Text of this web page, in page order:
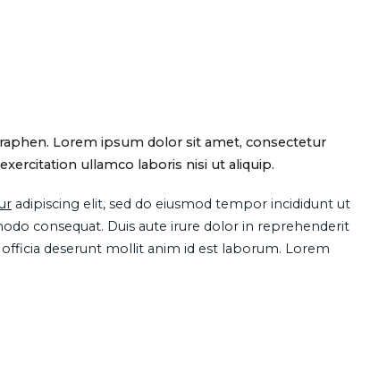
Lorem ipsum dolor sit amet, consectetur
ullamco laboris nisi ut aliquip.
adipiscing elit, sed do eiusmod tempor incididunt ut
consequat. Duis aute irure dolor in reprehenderit
deserunt mollit anim id est laborum. Lorem